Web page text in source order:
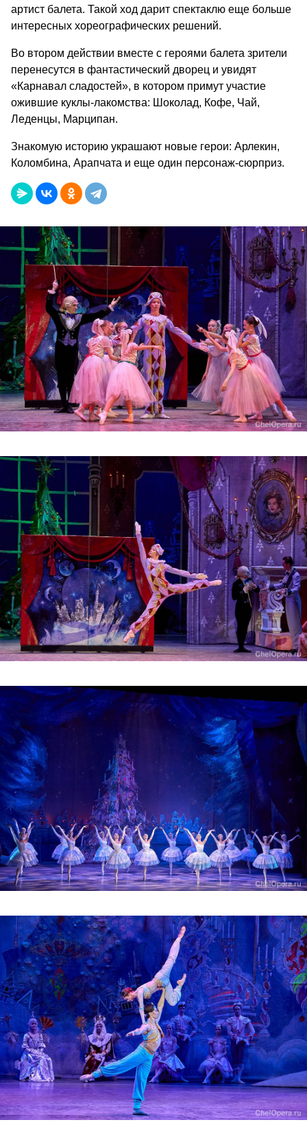
артист балета. Такой ход дарит спектаклю еще больше
интересных хореографических решений.
Во втором действии вместе с героями балета зрители
перенесутся в фантастический дворец и увидят
«Карнавал сладостей», в котором примут участие
ожившие куклы-лакомства: Шоколад, Кофе, Чай,
Леденцы, Марципан.
Знакомую историю украшают новые герои: Арлекин,
Коломбина, Арапчата и еще один персонаж-сюрприз.